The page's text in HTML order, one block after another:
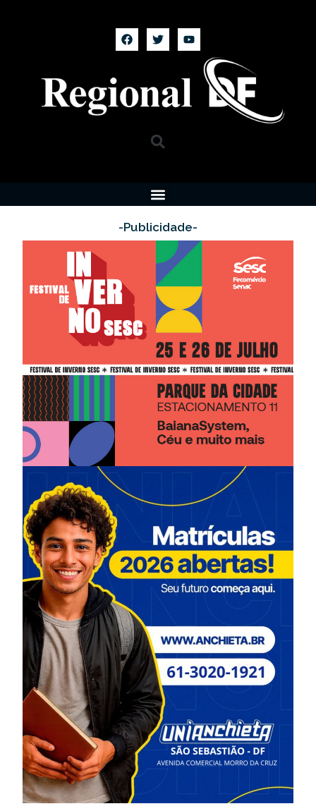
-Publicidade-